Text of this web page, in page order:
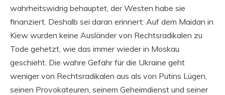
wahrheitswidrig behauptet, der Westen habe sie
finanziert. Deshalb sei daran erinnert: Auf dem Maidan in
Kiew wurden keine Ausländer von Rechtsradikalen zu
Tode gehetzt, wie das immer wieder in Moskau
geschieht. Die wahre Gefahr für die Ukraine geht
weniger von Rechtsradikalen aus als von Putins Lügen,
seinen Provokateuren, seinem Geheimdienst und seiner